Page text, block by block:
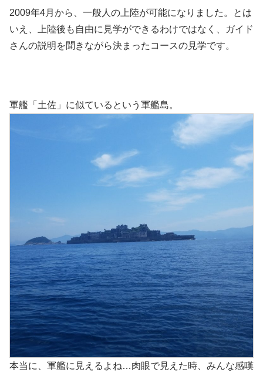
2009年4月から、一般人の上陸が可能になりました。とは
いえ、上陸後も自由に見学ができるわけではなく、ガイド
さんの説明を聞きながら決まったコースの見学です。
軍艦「土佐」に似ているという軍艦島。
本当に、軍艦に見えるよね…肉眼で見えた時、みんな感嘆